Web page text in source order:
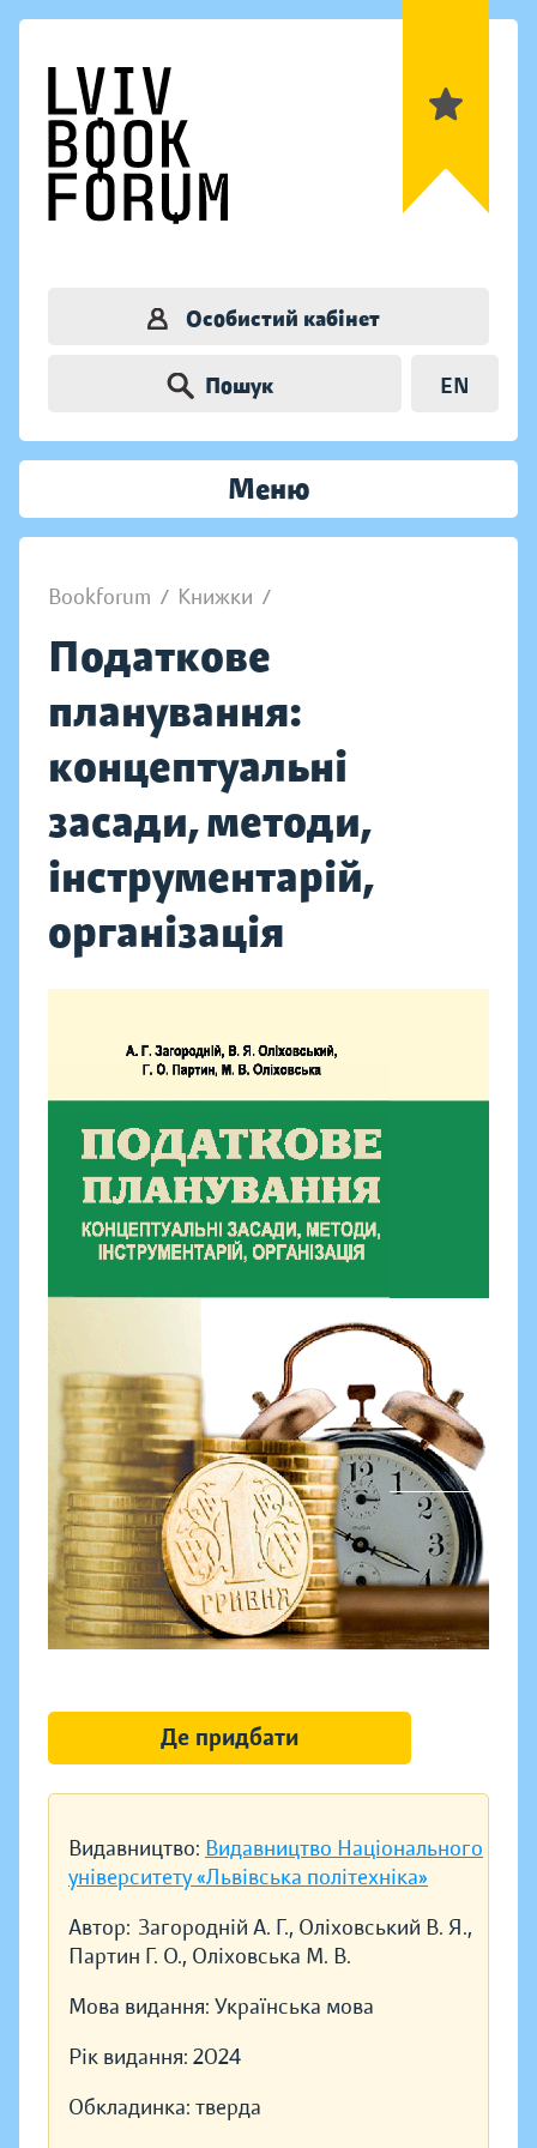
Особистий кабінет
Пошук EN
Меню
Bookforum / Книжки /
Податкове
планування:
концептуальні
засади, методи,
інструментарій,
організація
Видавництво: Видавництво Національного
університету «Львівська політехніка»
Автор: Загородній А. Г., Оліховський В. Я.,
Партин Г. О., Оліховська М. В.
Мова видання: Українська мова
Рік видання: 2024
Обкладинка: тверда
Де придбати